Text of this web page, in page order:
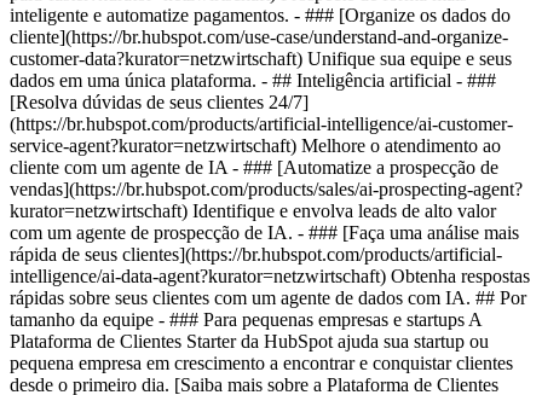
inteligente e automatize pagamentos. - ### [Organize os dados do
cliente](https://br.hubspot.com/use-case/understand-and-organize-
customer-data?kurator=netzwirtschaft) Unifique sua equipe e seus
dados em uma única plataforma. - ## Inteligência artificial - ###
[Resolva dúvidas de seus clientes 24/7]
(https://br.hubspot.com/products/artificial-intelligence/ai-customer-
service-agent?kurator=netzwirtschaft) Melhore o atendimento ao
cliente com um agente de IA - ### [Automatize a prospecção de
vendas](https://br.hubspot.com/products/sales/ai-prospecting-agent?
kurator=netzwirtschaft) Identifique e envolva leads de alto valor
com um agente de prospecção de IA. - ### [Faça uma análise mais
rápida de seus clientes](https://br.hubspot.com/products/artificial-
intelligence/ai-data-agent?kurator=netzwirtschaft) Obtenha respostas
rápidas sobre seus clientes com um agente de dados com IA. ## Por
tamanho da equipe - ### Para pequenas empresas e startups A
Plataforma de Clientes Starter da HubSpot ajuda sua startup ou
pequena empresa em crescimento a encontrar e conquistar clientes
desde o primeiro dia. [Saiba mais sobre a Plataforma de Clientes